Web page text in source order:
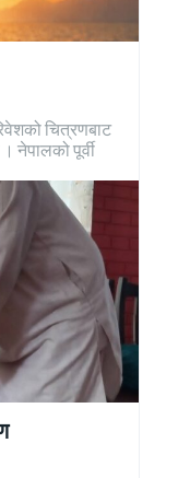
चित्रणबाट
नेपालको पूर्वी